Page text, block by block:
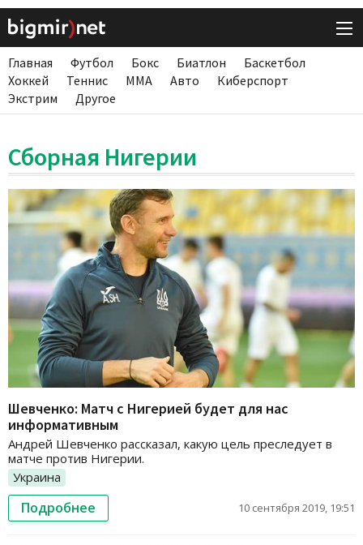
Главная Футбол Бокс Биатлон
Баскетбол
Хоккей
Теннис ММА Авто
Киберспорт
Экстрим
Другое
Сборная Нигерии
Шевченко: Матч с Нигерией будет для нас
информативным
Андрей Шевченко рассказал, какую цель преследует в
матче против Нигерии.
Украина
Подробнее 10 сентября 2019, 19:51